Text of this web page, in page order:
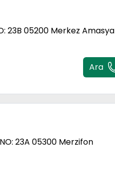
23B 05200 Merkez Amasya
Ara
23A 05300 Merzifon